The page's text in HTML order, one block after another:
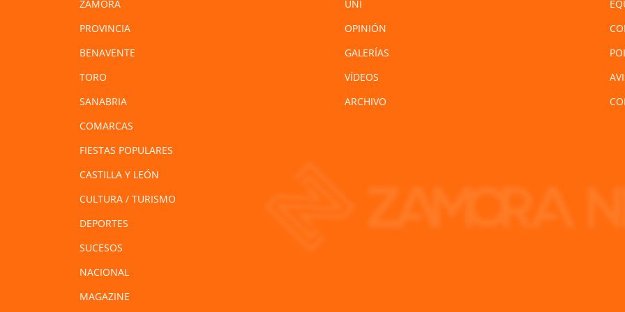
ZAMORA
PROVINCIA
BENAVENTE
TORO
SANABRIA
COMARCAS
FIESTAS POPULARES
CASTILLA Y LEÓN
CULTURA / TURISMO
DEPORTES
SUCESOS
NACIONAL
MAGAZINE
UNI
OPINIÓN
GALERÍAS
VÍDEOS
ARCHIVO